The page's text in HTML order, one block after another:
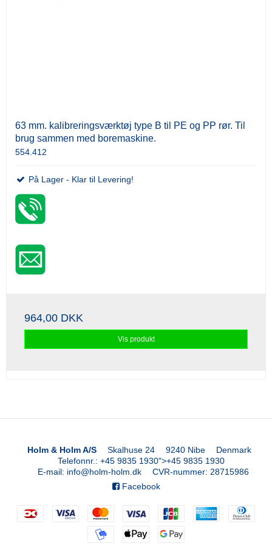
63 mm. kalibreringsværktøj type B til PE og PP rør. Til
brug sammen med boremaskine.
554.412
På Lager - Klar til Levering!
964,00 DKK
Vis produkt
Holm & Holm A/S Skalhuse 24 9240 Nibe
Denmark
Telefonnr. : +45 9835 1930">+45 9835 1930
E-mail: info@holm-holm.dk CVR-nummer: 28715986
Facebook